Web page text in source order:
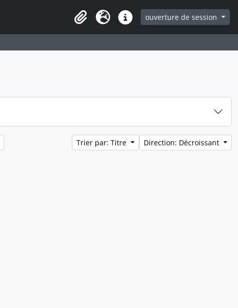
ClipboardLangueLiens rapidesouverture de session
Trier par: Titre Direction: Décroissant